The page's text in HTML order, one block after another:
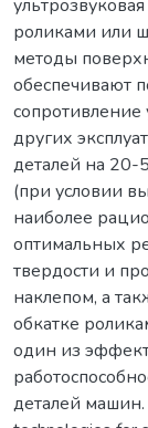
роликами или
методы
обеспечивают
сопротивление
других
деталей на 20-
(при условии
наиболее
оптимальных
твердости и
наклепом, а
обкатке
один из
деталей машин.